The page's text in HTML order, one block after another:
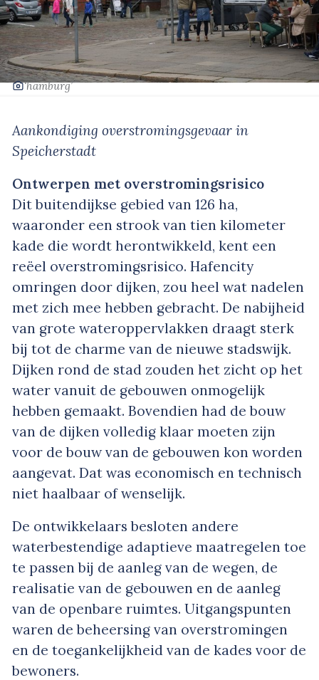
‘hamburg’
Aankondiging overstromingsgevaar in
Speicherstadt
Ontwerpen met overstromingsrisico
Dit buitendijkse gebied van 126 ha,
waaronder een strook van tien kilometer
kade die wordt herontwikkeld, kent een
reëel overstromingsrisico. Hafencity
omringen door dijken, zou heel wat nadelen
met zich mee hebben gebracht. De nabijheid
van grote wateroppervlakken draagt sterk
bij tot de charme van de nieuwe stadswijk.
Dijken rond de stad zouden het zicht op het
water vanuit de gebouwen onmogelijk
hebben gemaakt. Bovendien had de bouw
van de dijken volledig klaar moeten zijn
voor de bouw van de gebouwen kon worden
aangevat. Dat was economisch en technisch
niet haalbaar of wenselijk.
De ontwikkelaars besloten andere
waterbestendige adaptieve maatregelen toe
te passen bij de aanleg van de wegen, de
realisatie van de gebouwen en de aanleg
van de openbare ruimtes. Uitgangspunten
waren de beheersing van overstromingen
en de toegankelijkheid van de kades voor de
bewoners.